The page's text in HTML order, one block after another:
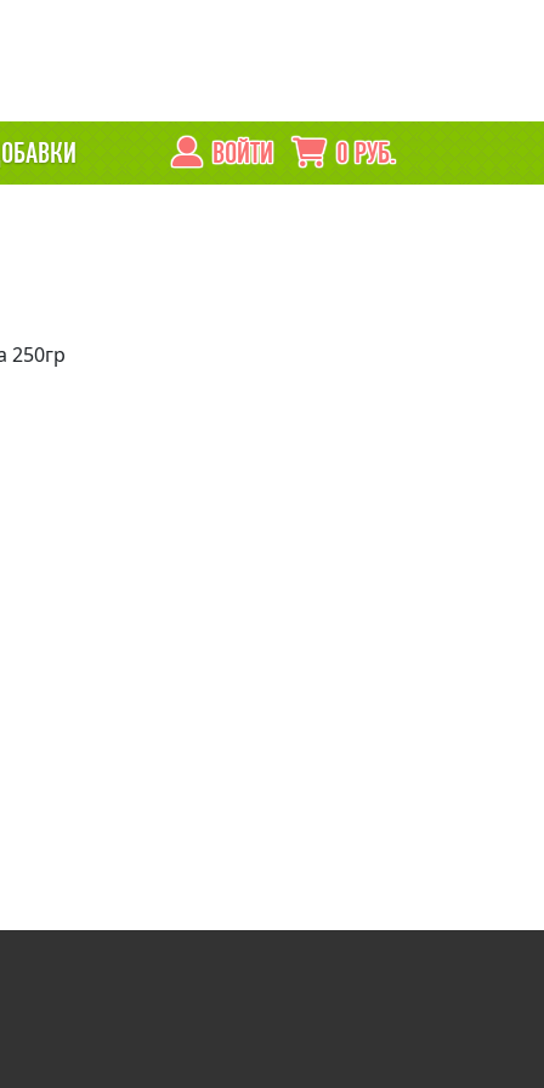
ВОЙТИ 0РУБ.
250гр